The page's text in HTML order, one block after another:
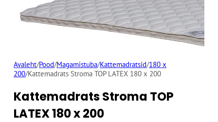
Avaleht/Pood/Magamistuba/Kattemadratsid/180 x
200/Kattemadrats Stroma TOP LATEX 180 x 200
Kattemadrats Stroma TOP
LATEX 180 x 200